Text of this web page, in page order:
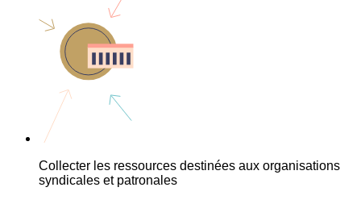
Collecter les ressources destinées aux organisations
syndicales et patronales